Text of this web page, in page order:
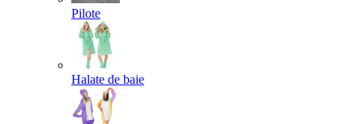
Pilote
Halate de baie